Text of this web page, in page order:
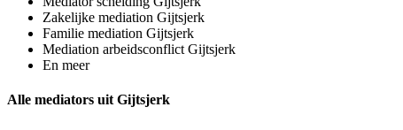
Zakelijke mediation Gijtsjerk
Familie mediation Gijtsjerk
Mediation arbeidsconflict Gijtsjerk
En meer
Alle mediators uit Gijtsjerk